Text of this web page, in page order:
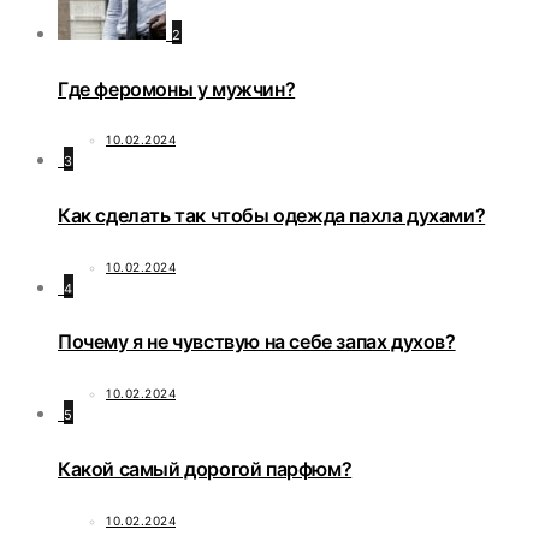
2
Где феромоны у мужчин?
10.02.2024
3
Как сделать так чтобы одежда пахла духами?
10.02.2024
4
Почему я не чувствую на себе запах духов?
10.02.2024
5
Какой самый дорогой парфюм?
10.02.2024